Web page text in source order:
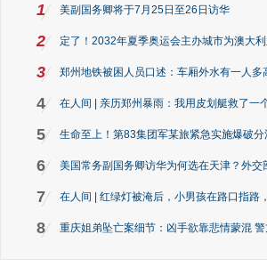
1 美副国务卿将于7月25日至26日访华
2 定了！2032年夏季奥运会主办城市为澳大
3 郑州地铁被困人员口述：车厢外水有一人多
4 在人间 | 亲历郑州暴雨：我用皮划艇救了一
5 生命至上！第83集团军某旅紧急实施爆破分
6 美国常务副国务卿访华为何选在天津？外交
7 在人间 | 红绿灯被淹后，小男孩在路口指路
8 重庆姐弟坠亡案细节：凶手欲靠悲情蒙混